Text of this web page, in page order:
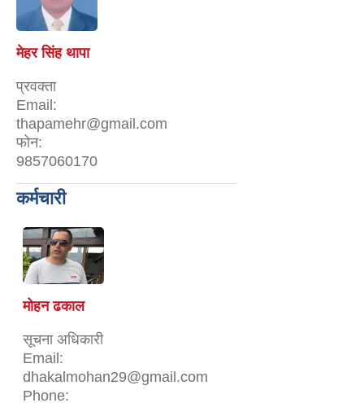
मेहर सिंह थापा
प्रवक्ता
Email:
thapamehr@gmail.com
फोन:
9857060170
कर्मचारी
मोहन ढकाल
सूचना अधिकारी
Email:
dhakalmohan29@gmail.com
Phone: